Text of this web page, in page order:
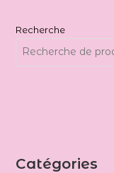
Recherche
Catégories